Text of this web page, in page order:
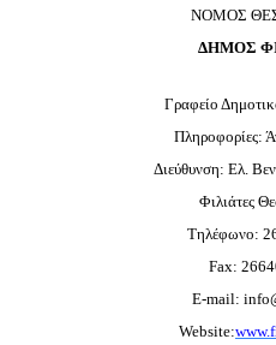
ΝΟΜΟΣ
ΔΗΜΟΣ
Γραφείο
Πληροφορίες:
Διεύθυνση: Ελ.
Φιλιάτες
Τηλέφωνο:
Fax:
E-mail:
Website: